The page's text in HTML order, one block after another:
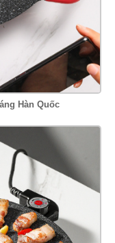
Hàn Quốc